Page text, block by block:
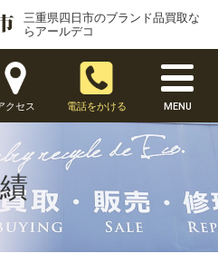
三重県四日市のブランド品買取な
らアールデコ
クセス 電話をかける MENU